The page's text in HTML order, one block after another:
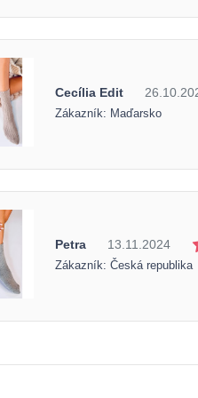
Cecília Edit
Zákazník: Maďarsko
Petra 13.11.2024
Zákazník: Česká republika